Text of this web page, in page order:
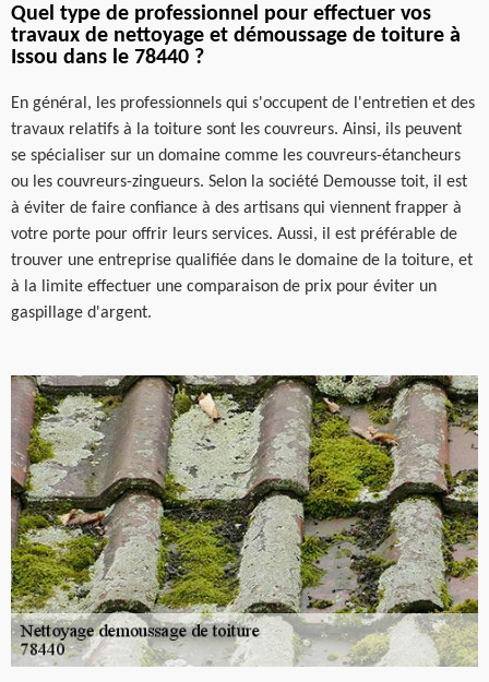
Quel type de professionnel pour effectuer vos
travaux de nettoyage et démoussage de toiture à
Issou dans le 78440 ?
En général, les professionnels qui s'occupent de l'entretien et des
travaux relatifs à la toiture sont les couvreurs. Ainsi, ils peuvent
se spécialiser sur un domaine comme les couvreurs-étancheurs
ou les couvreurs-zingueurs. Selon la société Demousse toit, il est
à éviter de faire confiance à des artisans qui viennent frapper à
votre porte pour offrir leurs services. Aussi, il est préférable de
trouver une entreprise qualifiée dans le domaine de la toiture, et
à la limite effectuer une comparaison de prix pour éviter un
gaspillage d'argent.